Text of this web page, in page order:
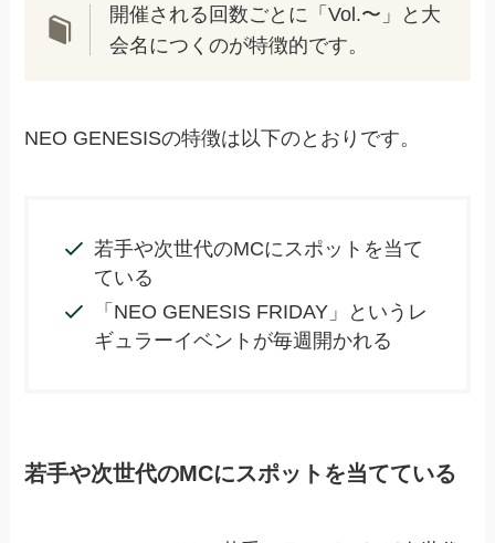
開催される回数ごとに「Vol.〜」と大
会名につくのが特徴的です。
NEO GENESISの特徴は以下のとおりです。
若手や次世代のMCにスポットを当て
ている
「NEO GENESIS FRIDAY」というレ
ギュラーイベントが毎週開かれる
若手や次世代のMCにスポットを当てている